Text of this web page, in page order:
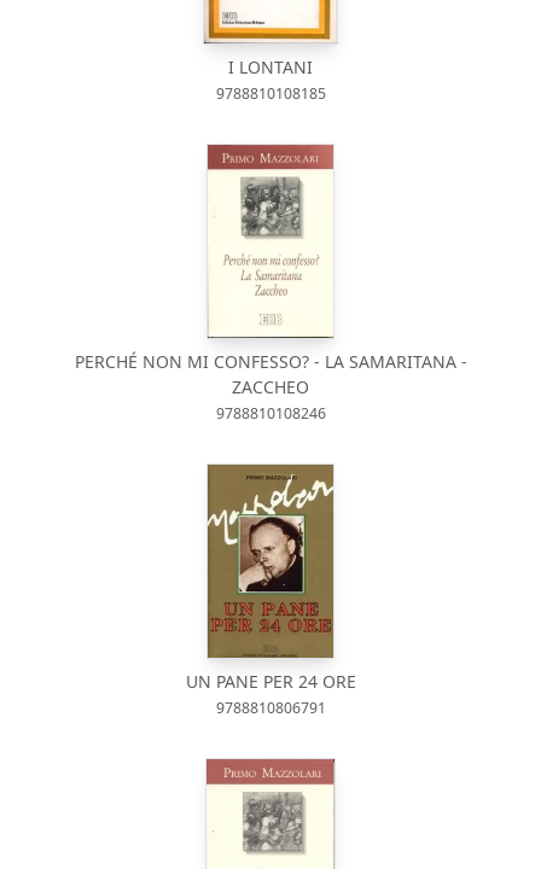
I LONTANI
9788810108185
PERCHÉ NON MI CONFESSO? - LA SAMARITANA -
ZACCHEO
9788810108246
UN PANE PER 24 ORE
9788810806791